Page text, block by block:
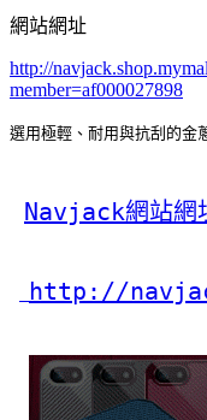
網站網址
http://
member=af000027898
選用極輕、耐用與抗刮的
Navjack網站網
http://